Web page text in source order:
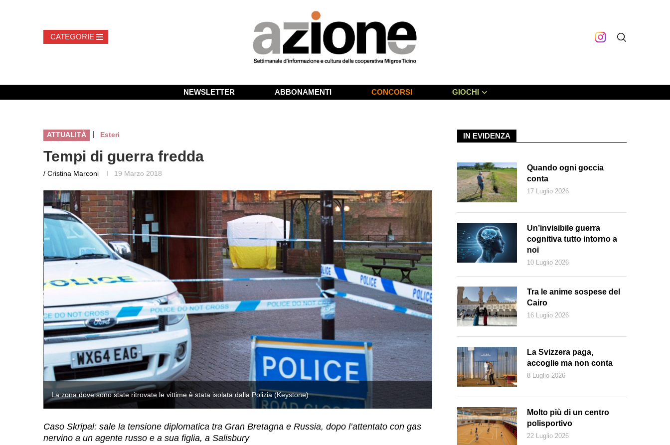
NEWSLETTER ABBONAMENTI CONCORSI GIOCHI
ATTUALITÀ | Esteri
Tempi di guerra fredda
/ Cristina Marconi 19 Marzo 2018
La zona dove sono state ritrovate le vittime è stata isolata dalla Polizia (Keystone) La zona dove sono state ritrovate le vittime è stata isolata dalla Polizia
Caso Skripal: sale la tensione diplomatica tra Gran Bretagna e Russia, dopo l’attentato con gas
nervino a un agente russo e a sua figlia, a Salisbury
IN EVIDENZA
Quando ogni goccia
conta
17 Luglio 2026
Un’invisibile guerra
cognitiva tutto intorno a
noi
10 Luglio 2026
Tra le anime sospese del
Cairo
16 Luglio 2026
La Svizzera paga,
accoglie ma non conta
8 Luglio 2026
Molto più di un centro
polisportivo
22 Luglio 2026